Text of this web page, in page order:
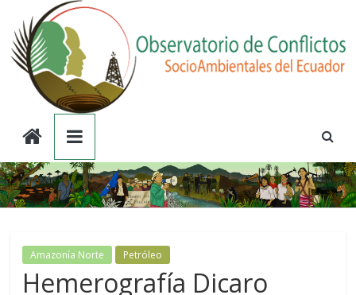
contenido
Observatorio
de
Conflictos
Socioambientales
Amazonía Norte Petróleo
Hemerografía Dicaro